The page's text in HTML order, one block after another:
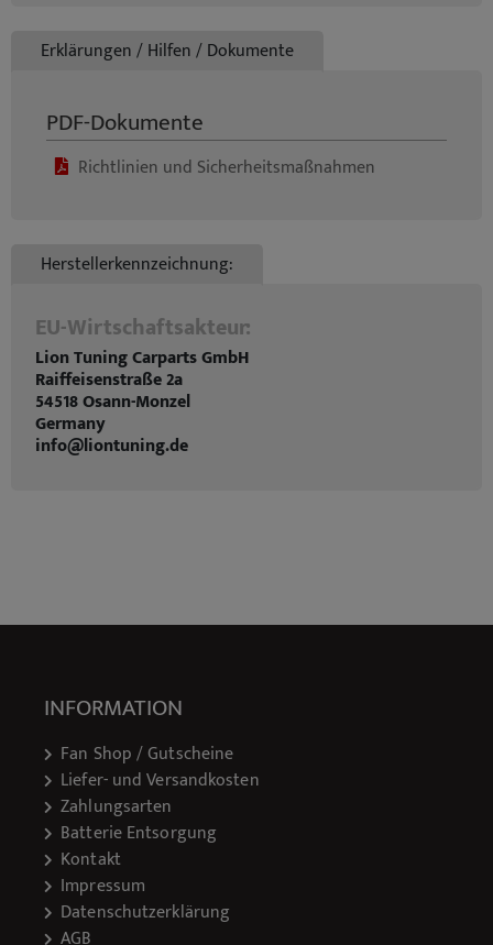
Erklärungen / Hilfen / Dokumente
PDF-Dokumente
Richtlinien und Sicherheitsmaßnahmen
Herstellerkennzeichnung:
EU-Wirtschaftsakteur:
Lion Tuning Carparts GmbH
Raiffeisenstraße 2a
54518 Osann-Monzel
Germany
info@liontuning.de
INFORMATION
Fan Shop / Gutscheine
Liefer- und Versandkosten
Zahlungsarten
Batterie Entsorgung
Kontakt
Impressum
Datenschutzerklärung
AGB